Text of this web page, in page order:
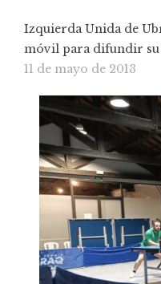
Izquierda Unida de
móvil para difundir su
11 de mayo de 2013